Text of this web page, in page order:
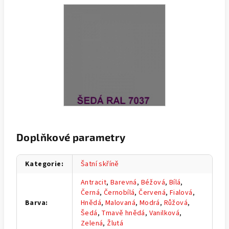
Doplňkové parametry
Kategorie: Šatní skříně
Barva:
Antracit,Barevná, Béžová, Bílá,
Černá, Černobílá,Červená, Fialová,
Hnědá, Malovaná, Modrá, Růžová,
Šedá, Tmavě hnědá, Vanilková,
Zelená, Žlutá